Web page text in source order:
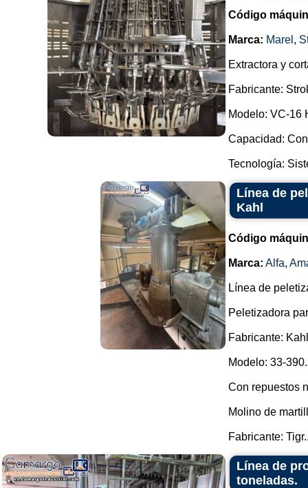
Código
Marca: Marel ,
Extractora y
Fabricante:
Modelo: VC-16
Capacidad:
Tecnología:
Línea de
Kahl
Código
Marca: Alfa,
Línea de
Peletizadora
Fabricante:
Modelo: 33-390.
Con repuestos
Molino de
Fabricante:
Línea de
toneladas.